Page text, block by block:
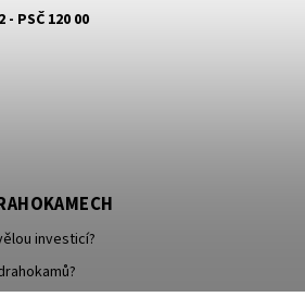
PSČ 120 00
investicí?